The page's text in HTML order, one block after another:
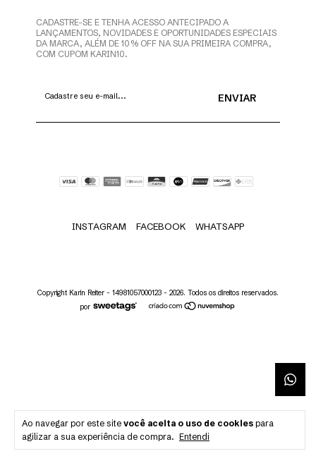
Ao navegar por este site você aceita o uso de cookies para
agilizar a sua experiência de compra. Entendi
CADASTRE-SE E TENHA ACESSO ANTECIPADO A
LANÇAMENTOS, NOVIDADES E OPORTUNIDADES ESPECIAIS
DA MARCA, ALÉM DE 10% OFF NA SUA PRIMEIRA COMPRA,
COM CUPOM KARIN10.
INSTAGRAM FACEBOOK WHATSAPP
Copyright Karin Reiter - 14981057000123 - 2026. Todos os direitos reservados.
por